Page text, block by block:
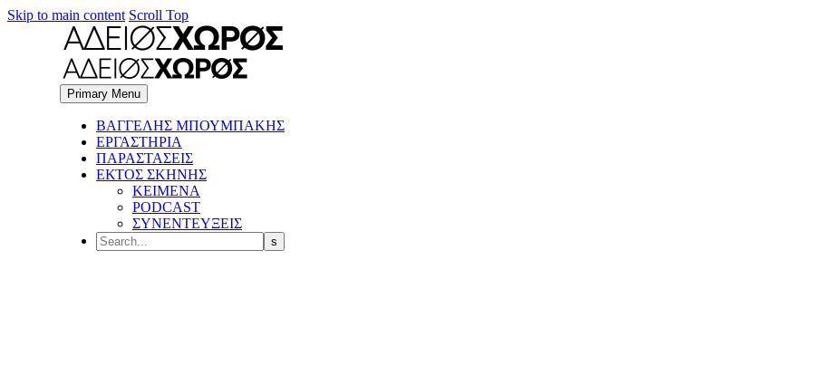
Skip to main content Scroll Top
Primary Menu
BΑΓΓΕΛΗΣ ΜΠΟΥΜΠΑΚΗΣ
ΕΡΓΑΣΤΗΡΙΑ
ΠΑΡΑΣΤΑΣΕΙΣ
ΕΚΤΟΣ ΣΚΗΝΗΣ
ΚΕΙΜΕΝΑ
PODCAST
ΣΥΝΕΝΤΕΥΞΕΙΣ